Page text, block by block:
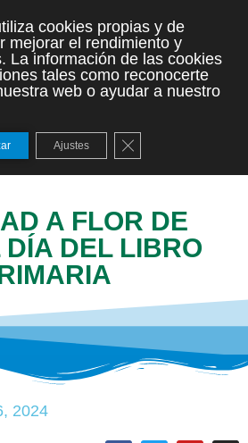
A FLOR DE
DÍA DEL LIBRO
2024
cookies propias y de
mejorar el rendimiento y
La información de las cookies
tales como reconocerte
web o ayudar a nuestro
Ajustes Cerrar el banner de